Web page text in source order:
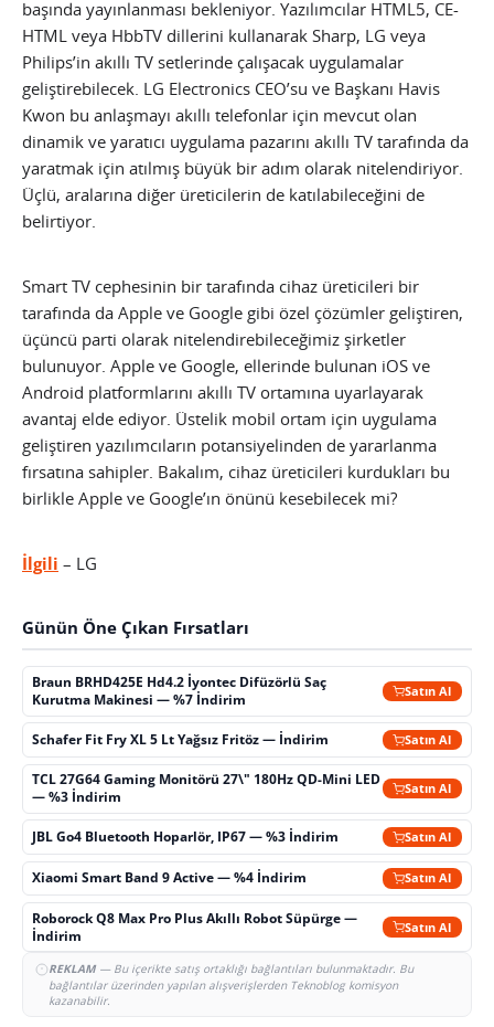
başında yayınlanması bekleniyor. Yazılımcılar HTML5, CE-
HTML veya HbbTV dillerini kullanarak Sharp, LG veya
Philips’in akıllı TV setlerinde çalışacak uygulamalar
geliştirebilecek. LG Electronics CEO’su ve Başkanı Havis
Kwon bu anlaşmayı akıllı telefonlar için mevcut olan
dinamik ve yaratıcı uygulama pazarını akıllı TV tarafında da
yaratmak için atılmış büyük bir adım olarak nitelendiriyor.
Üçlü, aralarına diğer üreticilerin de katılabileceğini de
belirtiyor.
Smart TV cephesinin bir tarafında cihaz üreticileri bir
tarafında da Apple ve Google gibi özel çözümler geliştiren,
üçüncü parti olarak nitelendirebileceğimiz şirketler
bulunuyor. Apple ve Google, ellerinde bulunan iOS ve
Android platformlarını akıllı TV ortamına uyarlayarak
avantaj elde ediyor. Üstelik mobil ortam için uygulama
geliştiren yazılımcıların potansiyelinden de yararlanma
fırsatına sahipler. Bakalım, cihaz üreticileri kurdukları bu
birlikle Apple ve Google’ın önünü kesebilecek mi?
İlgili – LG
Günün Öne Çıkan Fırsatları
Braun BRHD425E Hd4.2 İyontec Difüzörlü Saç
Kurutma Makinesi — %7 İndirim
Satın Al
Schafer Fit Fry XL 5 Lt Yağsız Fritöz — İndirim Satın Al
TCL 27G64 Gaming Monitörü 27\" 180Hz QD-Mini LED
— %3 İndirim
Satın Al
JBL Go4 Bluetooth Hoparlör, IP67 — %3 İndirim Satın Al
Xiaomi Smart Band 9 Active — %4 İndirim Satın Al
Roborock Q8 Max Pro Plus Akıllı Robot Süpürge —
İndirim
Satın Al
REKLAM— Bu içerikte satış ortaklığı bağlantıları bulunmaktadır. Bu
bağlantılar üzerinden yapılan alışverişlerden Teknoblog komisyon
kazanabilir.